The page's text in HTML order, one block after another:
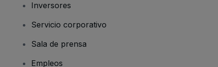
Inversores
Servicio corporativo
Sala de prensa
Empleos